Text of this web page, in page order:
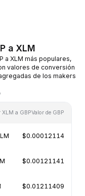
a XLM
a XLM más populares,
valores de conversión
de los makers
a GBPValor de GBP
$0.00012114
$0.00121141
$0.01211409